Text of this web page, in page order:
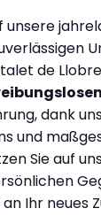
unsere
de
dank
und
Sie auf
an Ihr neues